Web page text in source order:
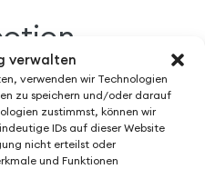
verwalten
verwenden wir Technologien
zu speichern und/oder darauf
zustimmst, können wir
IDs auf dieser Website
nicht erteilst oder
und Funktionen
from